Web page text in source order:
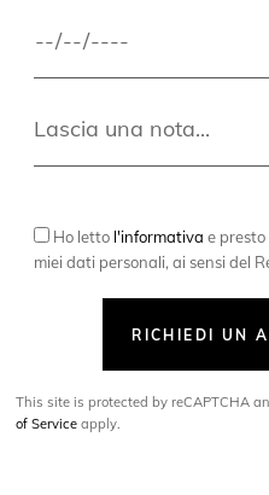
Ho letto l'informativa e
miei dati personali, ai sensi del
RICHIEDI UN
This site is protected by reCAPTCHA
of Service apply.